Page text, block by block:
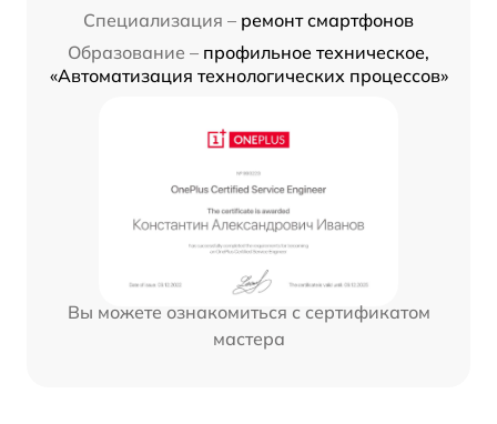
Специализация – ремонт смартфонов
Образование – профильное техническое,
«Автоматизация технологических процессов»
Вы можете ознакомиться с сертификатом
мастера